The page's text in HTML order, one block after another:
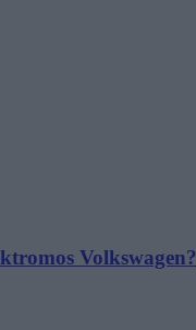
Volkswagen?